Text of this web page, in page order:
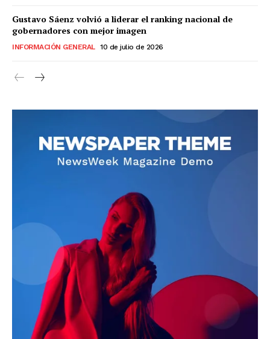
Gustavo Sáenz volvió a liderar el ranking nacional de
gobernadores con mejor imagen
INFORMACIÓN GENERAL 10 de julio de 2026